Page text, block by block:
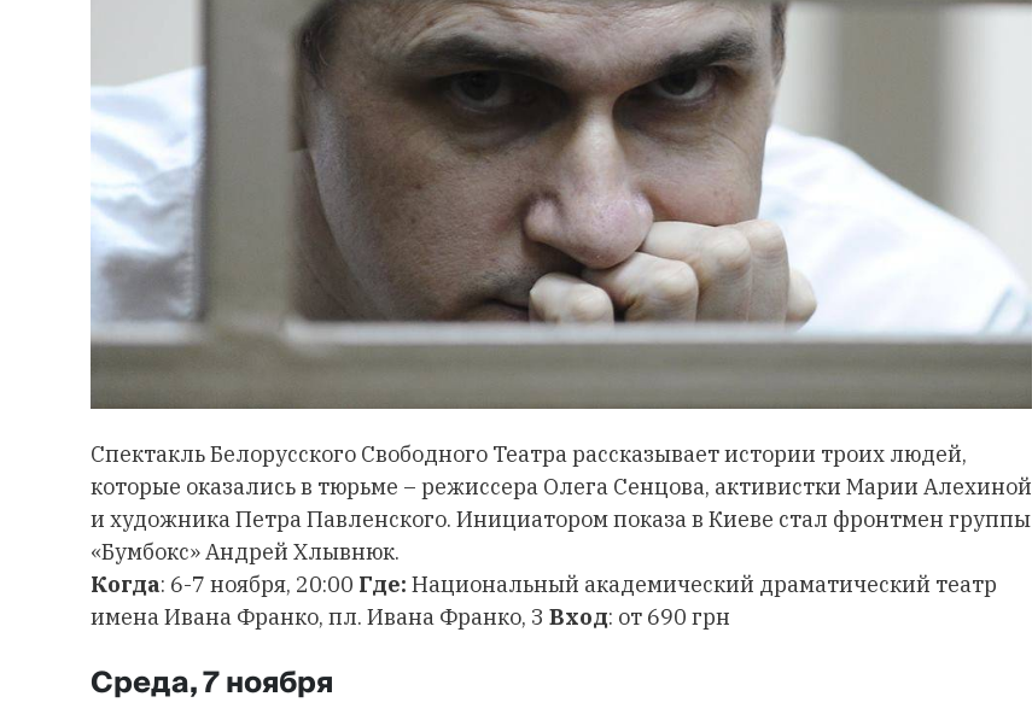
Спектакль Белорусского Свободного Театра рассказывает истории троих людей,
которые оказались в тюрьме – режиссера Олега Сенцова, активистки Марии Алехиной
и художника Петра Павленского. Инициатором показа в Киеве стал фронтмен группы
«Бумбокс» Андрей Хлывнюк.
Когда: 6-7 ноября, 20:00 Где: Национальный академический драматический театр
имена Ивана Франко, пл. Ивана Франко, 3 Вход: от 690 грн
Среда, 7 ноября